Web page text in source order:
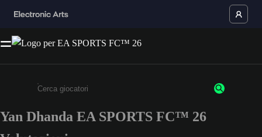
Inserisci un minimo di 3 caratteri o numeri.
Yan Dhanda EA SPORTS FC™ 26